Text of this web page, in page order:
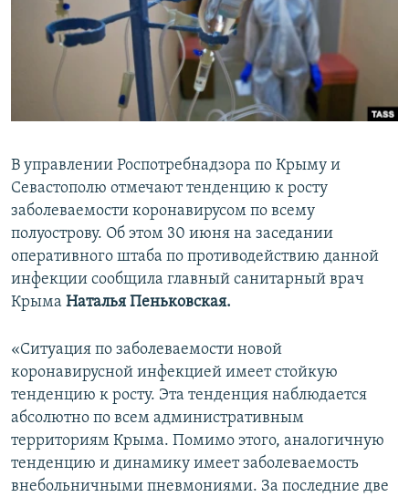
ПОБЕДИТЕЛЕЙ НЕ СУДЯТ?
КРЫМ.НЕПОКОРЕННЫЙ
УКРАИНСКАЯ ПРОБЛЕМА КРЫМА
ПРИСОЕДИНЯЙТЕСЬ!
В управлении Роспотребнадзора по Крыму и
Севастополю отмечают тенденцию к росту
заболеваемости коронавирусом по всему
полуострову. Об этом 30 июня на заседании
оперативного штаба по противодействию данной
инфекции сообщила главный санитарный врач
Крыма Наталья Пеньковская.
«Ситуация по заболеваемости новой
коронавирусной инфекцией имеет стойкую
тенденцию к росту. Эта тенденция наблюдается
абсолютно по всем административным
территориям Крыма. Помимо этого, аналогичную
тенденцию и динамику имеет заболеваемость
внебольничными пневмониями. За последние две